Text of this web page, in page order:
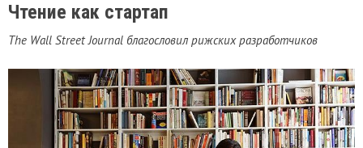
Чтение как стартап
The Wall Street Journal благословил рижских разработчиков